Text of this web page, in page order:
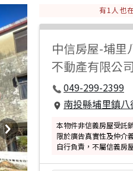
有1 人也
中信房屋-埔里
不動產有限公
049-299-2399
南投縣埔里鎮
本物件非信義房屋受託
限於廣告真實性及仲介
自行負責，不屬信義房